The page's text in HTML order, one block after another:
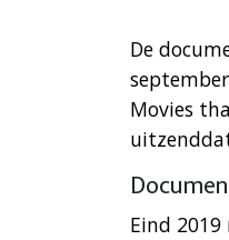
De
Movies
Eind